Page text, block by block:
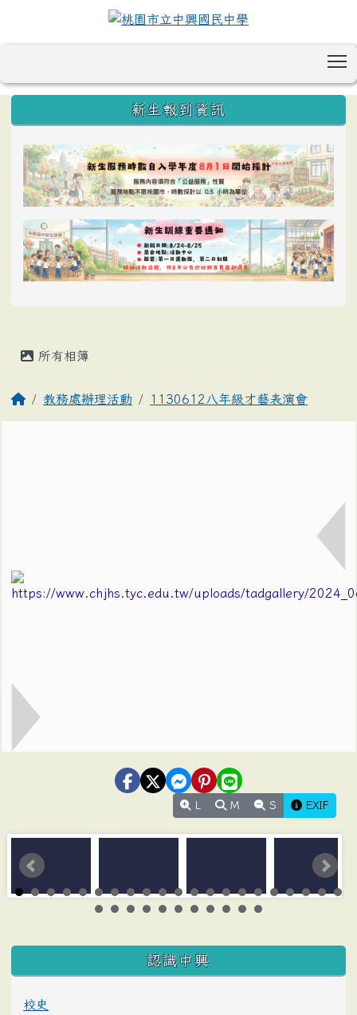
:::
新生報到資訊
所有相簿
教務處辦理活動 1130612八年級才藝表演會
M S EXIF
:::
認識中興
校史